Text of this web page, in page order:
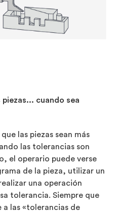
cuando sea
las piezas sean más
las tolerancias son
el operario puede verse
de la pieza, utilizar un
una operación
tolerancia. Siempre que
a las «tolerancias de